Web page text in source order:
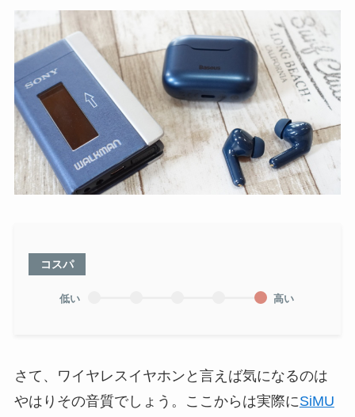
コスパ
低い 高い
さて、ワイヤレスイヤホンと言えば気になるのは
やはりその音質でしょう。ここからは実際にSiMU